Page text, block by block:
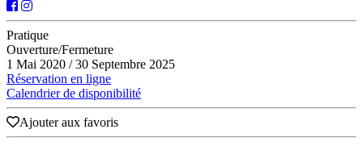
Pratique
Ouverture/Fermeture
1 Mai 2020 / 30 Septembre 2025
Réservation en ligne
Calendrier de disponibilité
Ajouter aux favoris